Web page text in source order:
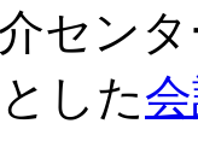
セン
した